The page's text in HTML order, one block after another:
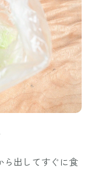
ら出してすぐに食